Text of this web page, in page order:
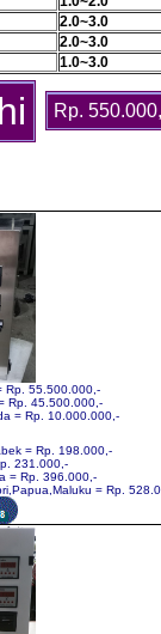
2.0~3.0
2.0~3.0
1.0~3.0
Rp.
Rp. 55.500.000,-
Rp. 45.500.000,-
= Rp. 10.000.000,-
= Rp. 198.000,-
231.000,-
= Rp. 396.000,-
= Rp.